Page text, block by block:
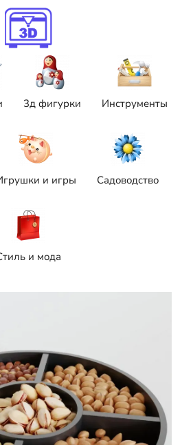
3д фигурки Инструменты
и игры Садоводство
и мода